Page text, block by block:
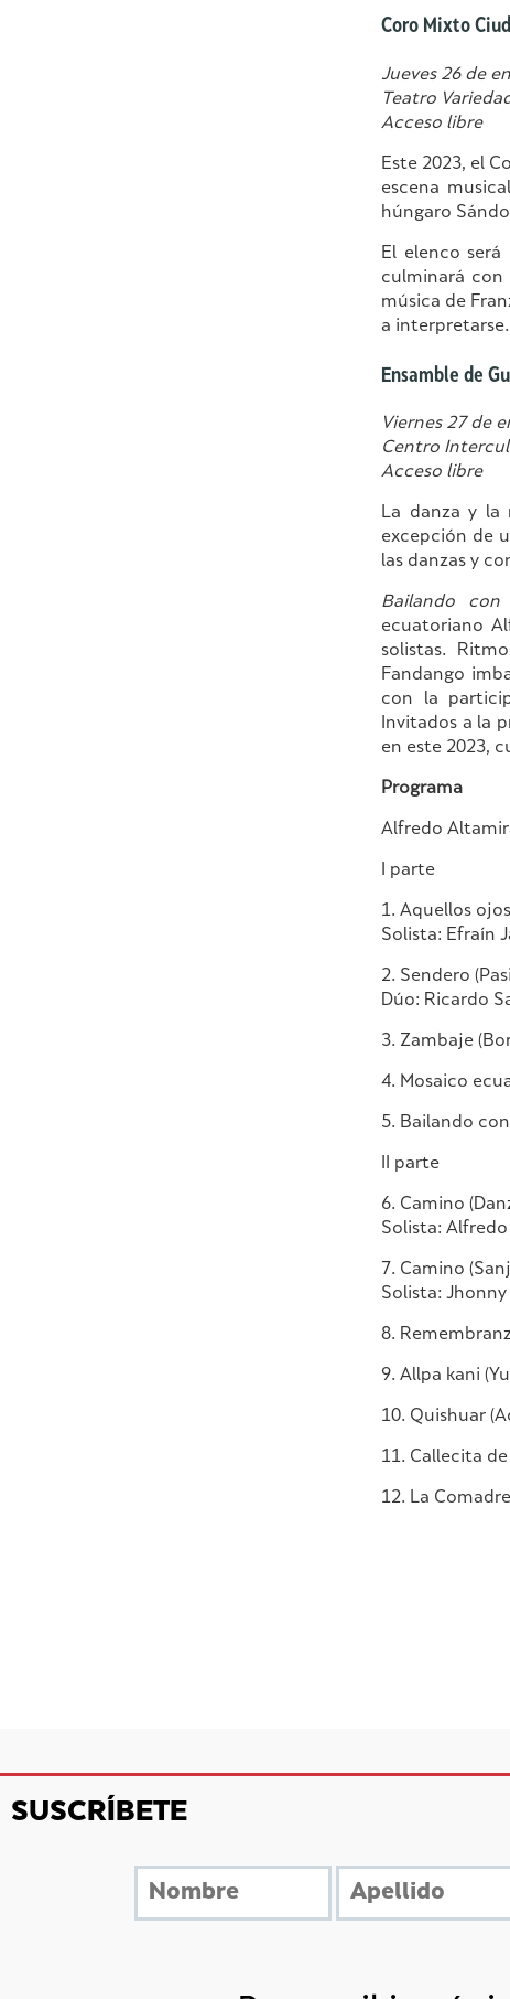
Coro Mixto
Jueves 26 de
Teatro
Acceso libre
Este 2023, el
escena
húngaro
El elenco
culminará con
música de
a
Ensamble de
Viernes 27 de
Centro
Acceso libre
La danza y la
excepción de
las danzas y
Bailando
ecuatoriano
solistas.
Fandango
con la
Invitados a la
en este 2023,
Programa
Alfredo
I parte
1. Aquellos
Solista: Efraín
2. Sendero
Dúo: Ricardo
3. Zambaje
4. Mosaico
5. Bailando
II parte
6. Camino
Solista:
7. Camino
Solista: Jhonny
8.
9. Allpa kani
10. Quishuar
11. Callecita
12. La
SUSCRÍBETE